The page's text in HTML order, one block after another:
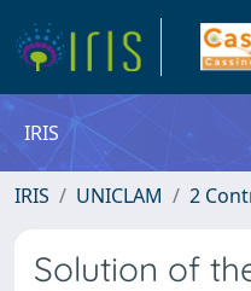
IRIS
IRIS UNICLAM 2
Solution of